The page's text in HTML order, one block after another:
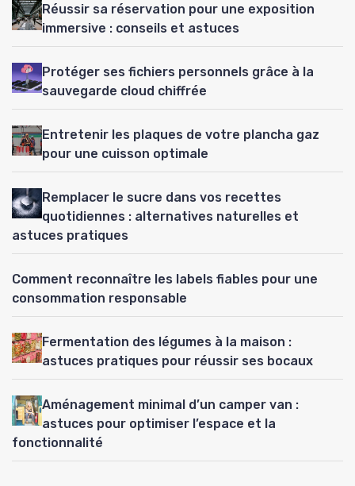
Réussir sa réservation pour une exposition
immersive : conseils et astuces
Protéger ses fichiers personnels grâce à la
sauvegarde cloud chiffrée
Entretenir les plaques de votre plancha gaz
pour une cuisson optimale
Remplacer le sucre dans vos recettes
quotidiennes : alternatives naturelles et
astuces pratiques
Comment reconnaître les labels fiables pour une
consommation responsable
Fermentation des légumes à la maison :
astuces pratiques pour réussir ses bocaux
Aménagement minimal d’un camper van :
astuces pour optimiser l’espace et la
fonctionnalité